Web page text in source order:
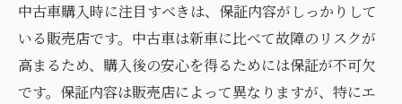
リサイクル券の確認と再発行方法
中古車購入で失敗しないための購入前の最終確
認事項
中古車購入時に注目すべきは、保証内容がしっかりして
いる販売店です。中古車は新車に比べて故障のリスクが
高まるため、購入後の安心を得るためには保証が不可欠
です。保証内容は販売店によって異なりますが、特にエ